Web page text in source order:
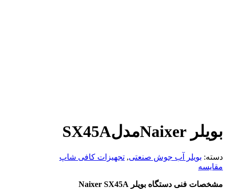
بویلر NaixerمدلSX45A
دسته: بویلر آب جوش صنعتی, تجهیزات کافی شاپ
مقایسه
مشخصات فنی دستگاه بویلر Naixer SX45A